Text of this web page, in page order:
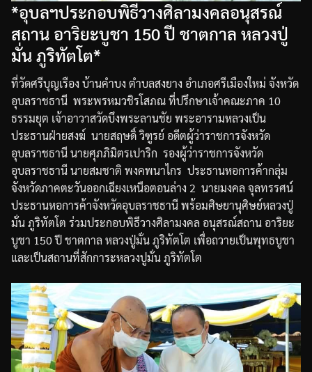
*อุบลฯประกอบพิธีวางศิลามงคลอนุสรณ์
สถาน อาริยะบูชา 150 ปี ชาตกาล หลวงปู่
มั่น ภูริทัตโต*
ที่วัดศรีบุญเรือง บ้านคำบง ตำบลสงยาง อำเภอศรีเมืองใหม่ จังหวัด
อุบลราชธานี พระพรหมวชิรโสภณที่ปรึกษาเจ้าคณะภาค 10
ธรรมยุต เจ้าอาวาสวัดบึงพระลานชัย พระอารามหลวงเป็น
ประธานฝ่ายสงฆ์ นายสฤษดิ์วิฑูรย์ อดีตผู้ว่าราชการจังหวัด
อุบลราชธานีนายศุภภิมิตรเปาริก รองผู้ว่าราชการจังหวัด
อุบลราชธานีนายสมชาติ พงคพนาไกร ประธานหอการค้ากลุ่ม
จังหวัดภาคตะวันออกเฉียงเหนือตอนล่าง 2 นายมงคล จุลทรรศน์
ประธานหอการค้าจังหวัดอุบลราชธานีพร้อมศิษยานุศิษย์หลวงปู่
มั่นภูริทัตโต ร่วมประกอบพิธีวางศิลามงคล อนุสรณ์สถานอาริยะ
บูชา 150ปีชาตกาล หลวงปู่มั่นภูริทัตโต เพื่อถวายเป็นพุทธบูชา
และเป็นสถานที่สักการะหลวงปูมั่นภูริทัตโต